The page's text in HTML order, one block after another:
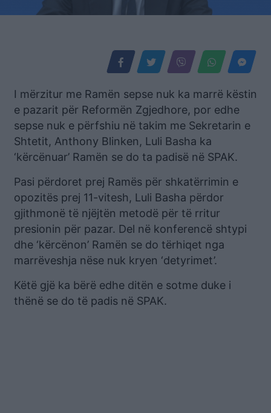
I mërzitur me Ramën sepse nuk ka marrë këstin
e pazarit për Reformën Zgjedhore, por edhe
sepse nuk e përfshiu në takim me Sekretarin e
Shtetit, Anthony Blinken, Luli Basha ka
‘kërcënuar’ Ramën se do ta padisë në SPAK.
Pasi përdoret prej Ramës për shkatërrimin e
opozitës prej 11-vitesh, Luli Basha përdor
gjithmonë të njëjtën metodë për të rritur
presionin për pazar. Del në konferencë shtypi
dhe ‘kërcënon’ Ramën se do tërhiqet nga
marrëveshja nëse nuk kryen ‘detyrimet’.
Këtë gjë ka bërë edhe ditën e sotme duke i
thënë se do të padis në SPAK.